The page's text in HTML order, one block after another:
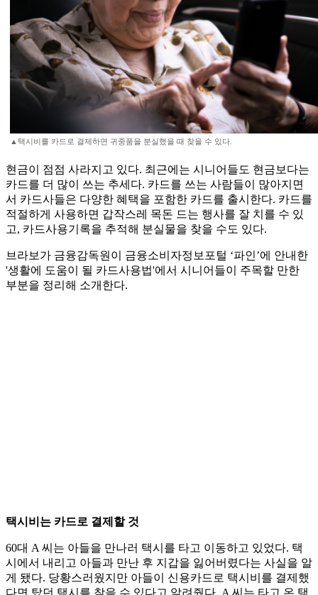
▲택시비를 카드로 결제하면 귀중품을 분실했을 때 찾을 수 있다.
현금이 점점 사라지고 있다. 최근에는 시니어들도 현금보다는
카드를 더 많이 쓰는 추세다. 카드를 쓰는 사람들이 많아지면
서 카드사들은 다양한 혜택을 포함한 카드를 출시한다. 카드를
적절하게 사용하면 갑작스레 목돈 드는 행사를 잘 치를 수 있
고, 카드사용기록을 추적해 분실물을 찾을 수도 있다.
브라보가 금융감독원이 금융소비자정보포털 ‘파인’에 안내한
'생활에 도움이 될 카드사용법'에서 시니어들이 주목할 만한
부분을 정리해 소개한다.
택시비는 카드로 결제할 것
60대 A 씨는 아들을 만나러 택시를 타고 이동하고 있었다. 택
시에서 내리고 아들과 만난 후 지갑을 잃어버렸다는 사실을 알
게 됐다. 당황스러웠지만 아들이 신용카드로 택시비를 결제했